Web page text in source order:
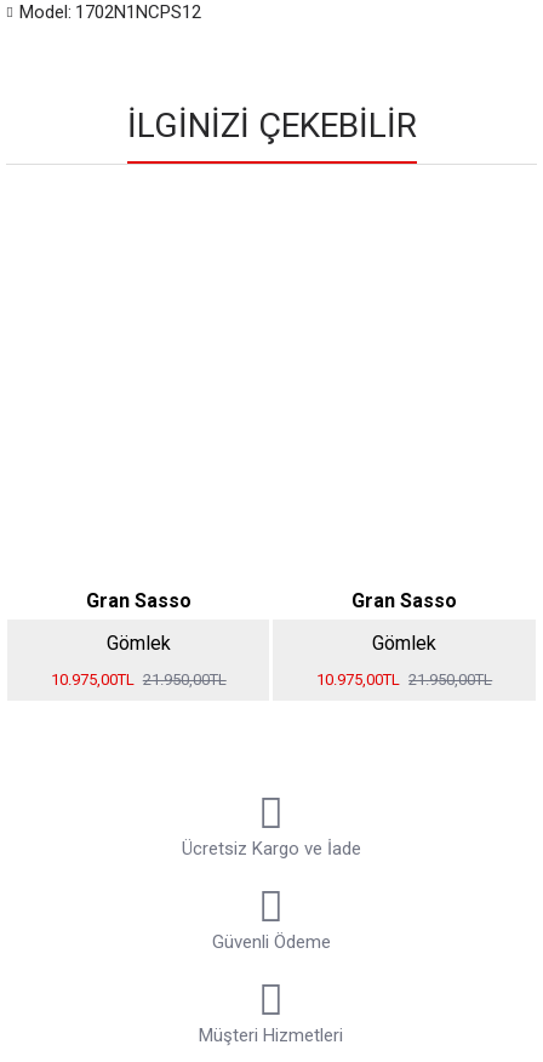
Model: 1702N1NCPS12
İLGINIZI ÇEKEBILIR
Gran Sasso
Gömlek
10.975,00TL 21.950,00TL
Gran Sasso
Gömlek
10.975,00TL 21.950,00TL
Ücretsiz Kargo ve İade
Güvenli Ödeme
Müşteri Hizmetleri